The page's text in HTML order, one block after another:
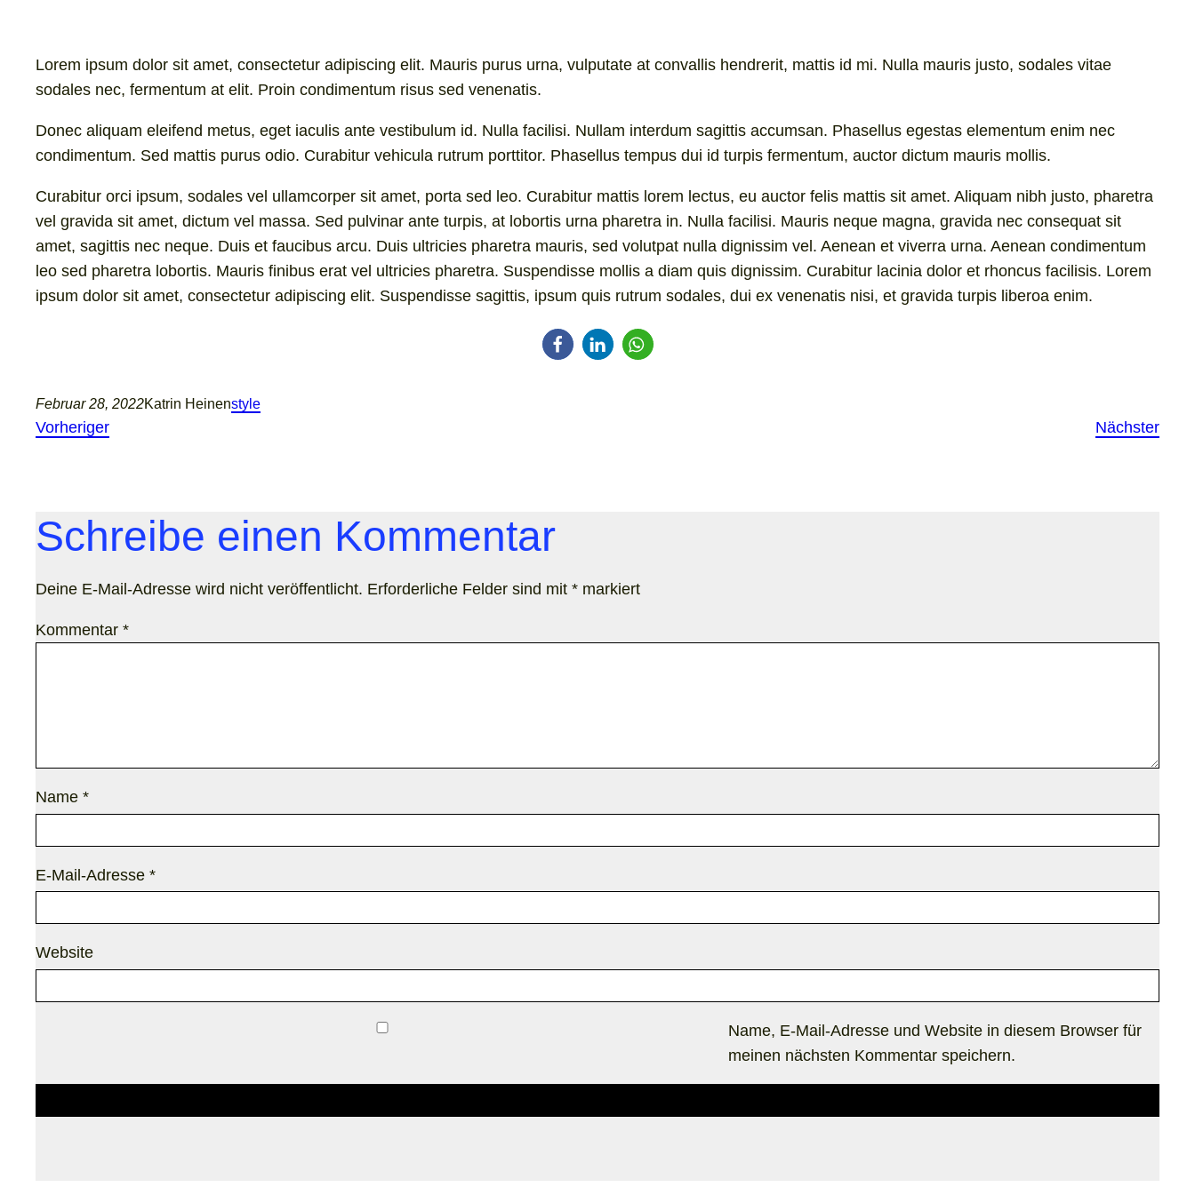
Lorem ipsum dolor sit amet, consectetur adipiscing elit. Mauris purus urna, vulputate at convallis hendrerit, mattis id mi. Nulla mauris justo, sodales vitae
sodales nec, fermentum at elit. Proin condimentum risus sed venenatis.
Donec aliquam eleifend metus, eget iaculis ante vestibulum id. Nulla facilisi. Nullam interdum sagittis accumsan. Phasellus egestas elementum enim nec
condimentum. Sed mattis purus odio. Curabitur vehicula rutrum porttitor. Phasellus tempus dui id turpis fermentum, auctor dictum mauris mollis.
Curabitur orci ipsum, sodales vel ullamcorper sit amet, porta sed leo. Curabitur mattis lorem lectus, eu auctor felis mattis sit amet. Aliquam nibh justo, pharetra
vel gravida sit amet, dictum vel massa. Sed pulvinar ante turpis, at lobortis urna pharetra in. Nulla facilisi. Mauris neque magna, gravida nec consequat sit
amet, sagittis nec neque. Duis et faucibus arcu. Duis ultricies pharetra mauris, sed volutpat nulla dignissim vel. Aenean et viverra urna. Aenean condimentum
leo sed pharetra lobortis. Mauris finibus erat vel ultricies pharetra. Suspendisse mollis a diam quis dignissim. Curabitur lacinia dolor et rhoncus facilisis. Lorem
ipsum dolor sit amet, consectetur adipiscing elit. Suspendisse sagittis, ipsum quis rutrum sodales, dui ex venenatis nisi, et gravida turpis liberoa enim.
Februar 28, 2022Katrin Heinenstyle
Vorheriger Nächster
Schreibe einen Kommentar
Deine E-Mail-Adresse wird nicht veröffentlicht. Erforderliche Felder sind mit * markiert
Kommentar *
Name *
E-Mail-Adresse *
Website
Name, E-Mail-Adresse und Website in diesem Browser für
meinen nächsten Kommentar speichern.